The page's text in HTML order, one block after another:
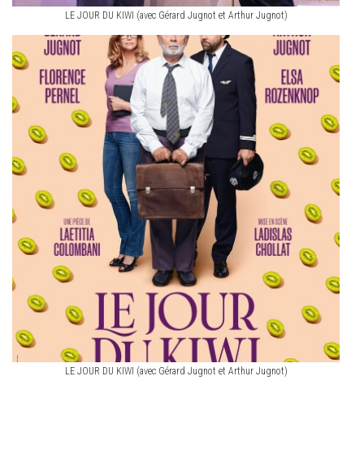
LE JOUR DU KIWI (avec Gérard Jugnot et Arthur Jugnot)
LE JOUR DU KIWI (avec Gérard Jugnot et Arthur Jugnot)